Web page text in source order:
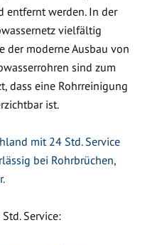
entfernt werden. In der
vielfältig
der moderne Ausbau von
sind zum
dass eine Rohrreinigung
ist.
mit 24 Std. Service
bei Rohrbrüchen,
Service: